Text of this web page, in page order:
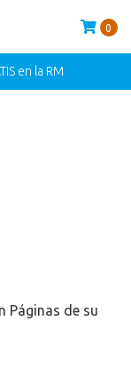
en la RM
0
Páginas de su